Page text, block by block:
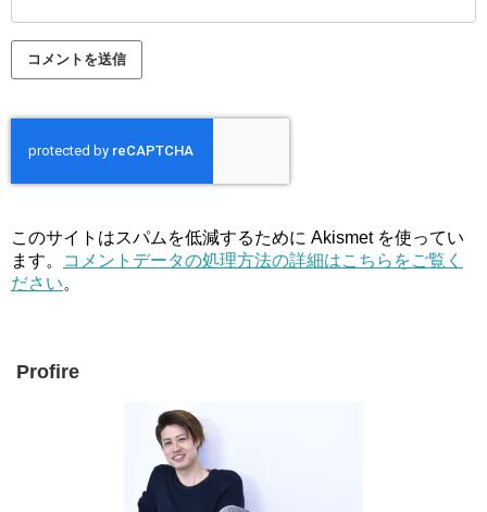
このサイトはスパムを低減するために Akismet を使ってい
ます。
コメントデータの処理方法の詳細はこちらをご覧く
ださい。
Profire